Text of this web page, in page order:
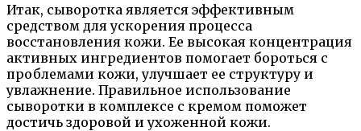
Итак, сыворотка является эффективным
средством для ускорения процесса
восстановления кожи. Ее высокая концентрация
активных ингредиентов помогает бороться с
проблемами кожи, улучшает ее структуру и
увлажнение. Правильное использование
сыворотки в комплексе с кремом поможет
достичь здоровой и ухоженной кожи.